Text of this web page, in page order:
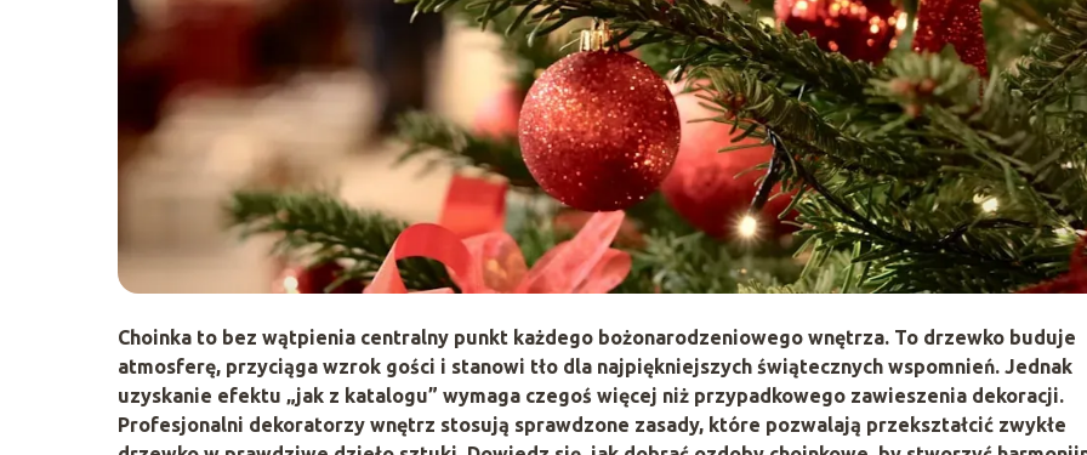
Choinka to bez wątpienia centralny punkt każdego bożonarodzeniowego wnętrza. To drzewko buduje
atmosferę, przyciąga wzrok gości i stanowi tło dla najpiękniejszych świątecznych wspomnień. Jednak
uzyskanie efektu „jak z katalogu” wymaga czegoś więcej niż przypadkowego zawieszenia dekoracji.
Profesjonalni dekoratorzy wnętrz stosują sprawdzone zasady, które pozwalają przekształcić zwykłe